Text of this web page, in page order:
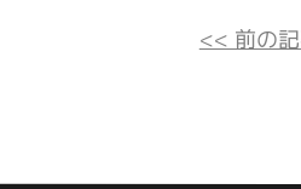
<< 前の